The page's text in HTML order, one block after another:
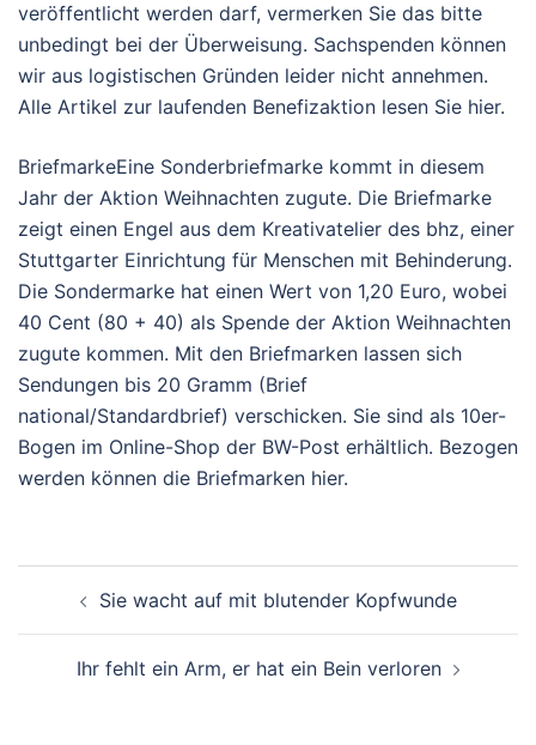
veröffentlicht werden darf, vermerken Sie das bitte
unbedingt bei der Überweisung. Sachspenden können
wir aus logistischen Gründen leider nicht annehmen.
Alle Artikel zur laufenden Benefizaktion lesen Sie hier.
BriefmarkeEine Sonderbriefmarke kommt in diesem
Jahr der Aktion Weihnachten zugute. Die Briefmarke
zeigt einen Engel aus dem Kreativatelier des bhz, einer
Stuttgarter Einrichtung für Menschen mit Behinderung.
Die Sondermarke hat einen Wert von 1,20 Euro, wobei
40 Cent (80 + 40) als Spende der Aktion Weihnachten
zugute kommen. Mit den Briefmarken lassen sich
Sendungen bis 20 Gramm (Brief
national/Standardbrief) verschicken. Sie sind als 10er-
Bogen im Online-Shop der BW-Post erhältlich. Bezogen
werden können die Briefmarken hier.
Sie wacht auf mit blutender Kopfwunde
Ihr fehlt ein Arm, er hat ein Bein verloren